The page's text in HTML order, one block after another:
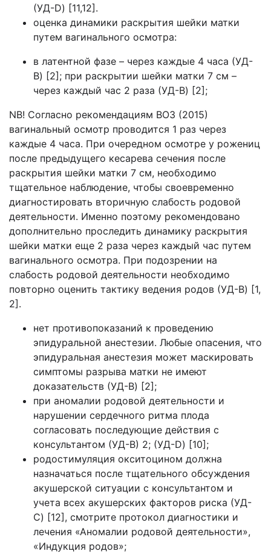
(УД-D) [11,12].
оценка динамики раскрытия шейки матки
путем вагинального осмотра:
в латентной фазе – через каждые 4 часа (УД-
B) [2]; при раскрытии шейки матки 7 см –
через каждый час 2 раза (УД-B) [2];
NB! Согласно рекомендациям ВОЗ (2015)
вагинальный осмотр проводится 1 раз через
каждые 4 часа. При очередном осмотре у рожениц
после предыдущего кесарева сечения после
раскрытия шейки матки 7 см, необходимо
тщательное наблюдение, чтобы своевременно
диагностировать вторичную слабость родовой
деятельности. Именно поэтому рекомендовано
дополнительно проследить динамику раскрытия
шейки матки еще 2 раза через каждый час путем
вагинального осмотра. При подозрении на
слабость родовой деятельности необходимо
повторно оценить тактику ведения родов (УД-B) [1,
2].
нет противопоказаний к проведению
эпидуральной анестезии. Любые опасения, что
эпидуральная анестезия может маскировать
симптомы разрыва матки не имеют
доказательств (УД-B) [2];
при аномалии родовой деятельности и
нарушении сердечного ритма плода
согласовать последующие действия с
консультантом (УД-B) 2; (УД-D) [10];
родостимуляция окситоцином должна
назначаться после тщательного обсуждения
акушерской ситуации с консультантом и
учета всех акушерских факторов риска (УД-
C) [12], смотрите протокол диагностики и
лечения «Аномалии родовой деятельности»,
«Индукция родов»;